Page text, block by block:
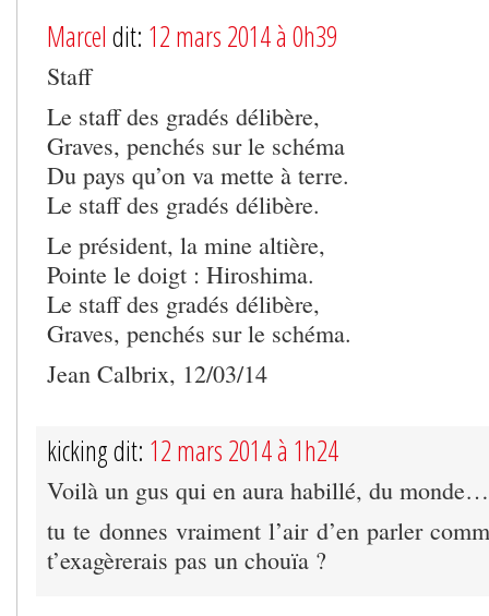
Marcel dit: 12 mars 2014 à 0h39
Staff
Le staff des gradés délibère,
Graves, penchés sur le schéma
Du pays qu’on va mette à terre.
Le staff des gradés délibère.
Le président, la mine altière,
Pointe le doigt : Hiroshima.
Le staff des gradés délibère,
Graves, penchés sur le schéma.
Jean Calbrix, 12/03/14
kicking dit: 12 mars 2014 à 1h24
Voilà un gus qui en aura habillé, du monde…
tu te donnes vraiment l’air d’en parler
t’exagèrerais pas un chouïa ?